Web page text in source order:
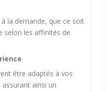
la demande, que ce soit
selon les affinités de
être adaptés à vos
ainsi un